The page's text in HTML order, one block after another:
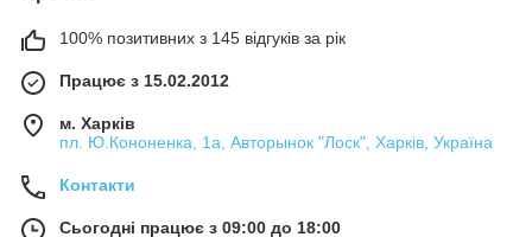
100% позитивних з 145 відгуків за рік
Працює з 15.02.2012
м. Харків
пл. Ю.Кононенка, 1а, Авторынок "Лоск", Харків, Україна
Контакти
Сьогодні працює з 09:00 до 18:00